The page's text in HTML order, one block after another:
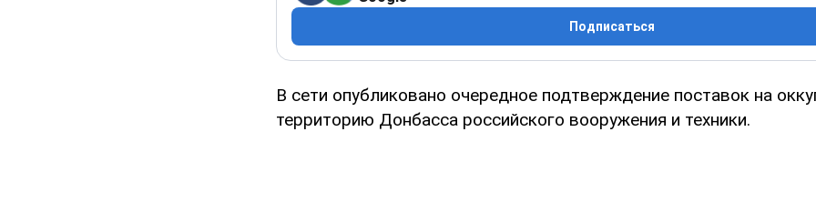
Подписаться
В сети опубликовано очередное подтверждение поставок на
территорию Донбасса российского вооружения и техники.